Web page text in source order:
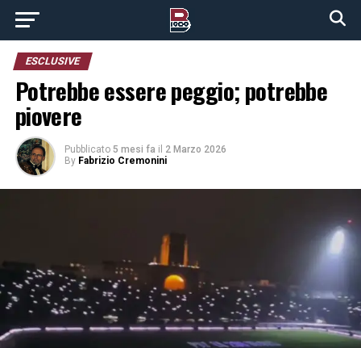
ESCLUSIVE
Potrebbe essere peggio; potrebbe
piovere
Pubblicato 5 mesi fa il 2 Marzo 2026
By Fabrizio Cremonini